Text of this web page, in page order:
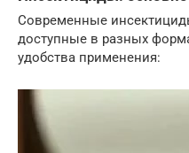
Современные
доступные в разных
удобства применения: